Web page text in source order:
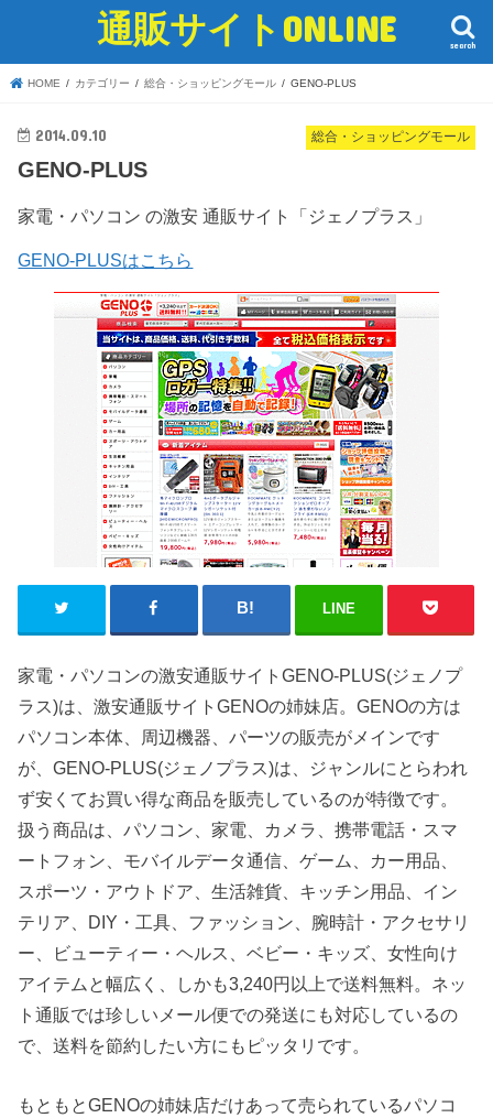
通販サイトONLINE search
HOME カテゴリー 総合・ショッピングモール GENO-PLUS
総合・ショッピングモール
2014.09.10
GENO-PLUS
家電・パソコン の激安 通販サイト「ジェノプラス」
GENO-PLUSはこちら
LINE
家電・パソコンの激安通販サイトGENO-PLUS(ジェノプ
ラス)は、激安通販サイトGENOの姉妹店。GENOの方は
パソコン本体、周辺機器、パーツの販売がメインです
が、GENO-PLUS(ジェノプラス)は、ジャンルにとらわれ
ず安くてお買い得な商品を販売しているのが特徴です。
扱う商品は、パソコン、家電、カメラ、携帯電話・スマ
ートフォン、モバイルデータ通信、ゲーム、カー用品、
スポーツ・アウトドア、生活雑貨、キッチン用品、イン
テリア、DIY・工具、ファッション、腕時計・アクセサリ
ー、ビューティー・ヘルス、ベビー・キッズ、女性向け
アイテムと幅広く、しかも3,240円以上で送料無料。ネッ
ト通販では珍しいメール便での発送にも対応しているの
で、送料を節約したい方にもピッタリです。
もともとGENOの姉妹店だけあって売られているパソコ